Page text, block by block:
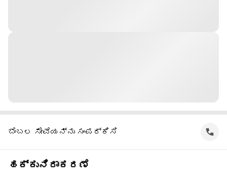
ಬೆಂಬಲ ಸೇವೆಯನ್ನು ಸಂಪರ್ಕಿಸಿ
ಹಕ್ಕುನಿರಾಕರಣೆ